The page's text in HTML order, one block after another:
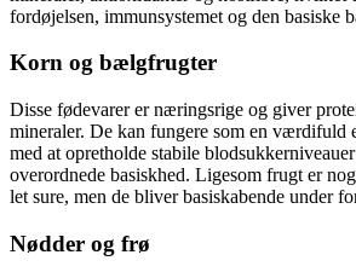
fordøjelsen, immunsystemet og den basiske
Korn og bælgfrugter
Disse fødevarer er næringsrige og giver
mineraler. De kan fungere som en værdifuld
med at opretholde stabile
overordnede basiskhed. Ligesom frugt er
let sure, men de bliver basiskabende under
Nødder og frø